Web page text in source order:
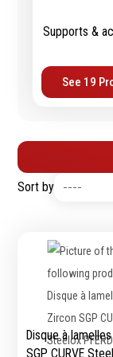
Outillage de
coupe
Alésoirs
Scies cloches &
cylindrique
Fraises à carotter
Fraises à alésage
Lames de scie
Filetage
Tournage et
Supports &
See 19
Sort by
Disque à
SGP CURVE